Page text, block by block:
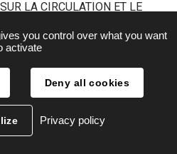
LA CIRCULATION ET LE
24 ROUTE DE BRIE DU
ET LE STATIONNEMENT
ELECTRIQUE AVEC
you control over what you want
activate
Deny all cookies
Privacy policy